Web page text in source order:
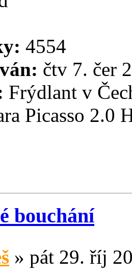
4554
čtv 7. čer
Frýdlant v
Picasso 2.0
bouchání
» pát 29. říj